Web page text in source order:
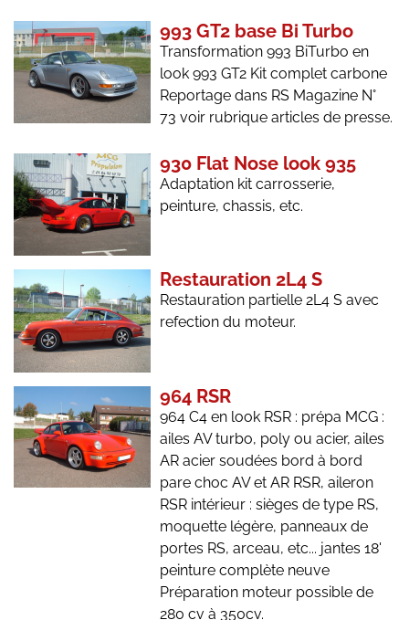
993 GT2 base Bi Turbo
Transformation 993 BiTurbo en
look 993 GT2 Kit complet carbone
Reportage dans RS Magazine N°
73 voir rubrique articles de presse.
930 Flat Nose look 935
Adaptation kit carrosserie,
peinture, chassis, etc.
Restauration 2L4 S
Restauration partielle 2L4 S avec
refection du moteur.
964 RSR
964 C4 en look RSR : prépa MCG :
ailes AV turbo, poly ou acier, ailes
AR acier soudées bord à bord
pare choc AV et AR RSR, aileron
RSR intérieur : sièges de type RS,
moquette légère, panneaux de
portes RS, arceau, etc... jantes 18'
peinture complète neuve
Préparation moteur possible de
280 cv à 350cv.